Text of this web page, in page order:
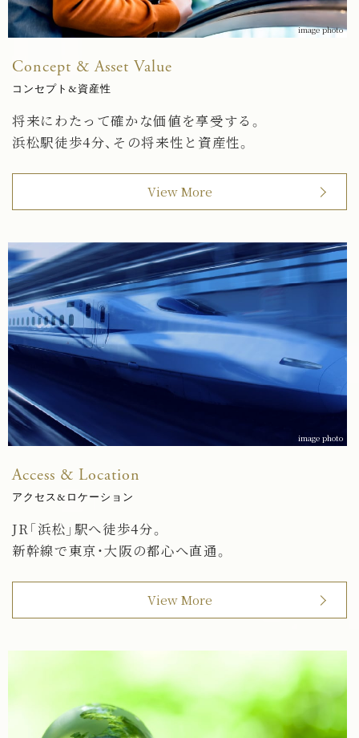
image photo
Concept & Asset Value
コンセプト&資産性
将来にわたって確かな価値を享受する。
浜松駅徒歩4分、その将来性と資産性。
View More
Access & Location
アクセス&ロケーション
JR「浜松」駅へ徒歩4分。
新幹線で東京・大阪の都心へ直通。
View More
image photo